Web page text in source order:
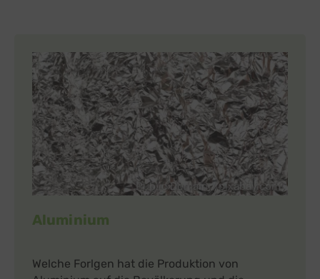
Public Domain / pixabay.com
Aluminium
Welche Forlgen hat die Produktion von